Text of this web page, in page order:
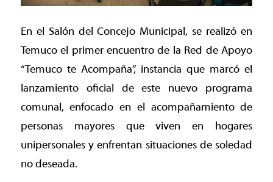
En el Salón del Concejo Municipal, se realizó en
Temuco el primer encuentro de la Red de Apoyo
“Temuco te Acompaña”, instancia que marcó el
lanzamiento oficial de este nuevo programa
comunal, enfocado en el acompañamiento de
personas mayores que viven en hogares
unipersonales y enfrentan situaciones de soledad
no deseada.